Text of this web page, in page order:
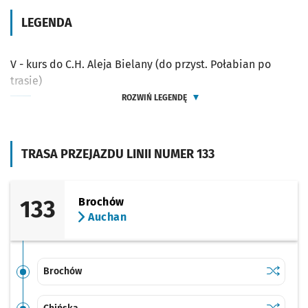
TRASA PRZEJAZDU LINII NUMER 133
133
Brochów
Auchan
Brochów Sprawdź
Brochów
LEGENDA
V - kurs do C.H. Aleja Bielany (do przyst. Połabian po
trasie)
ROZWIŃ LEGENDĘ